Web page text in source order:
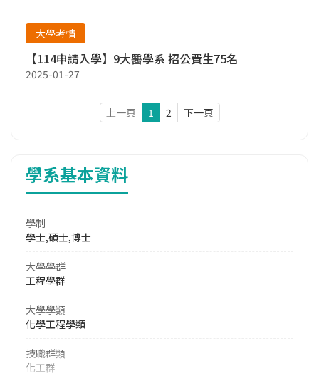
大學考情
【114申請入學】9大醫學系 招公費生75名
2025-01-27
上一頁 1 2 下一頁
學系基本資料
學制
學士,碩士,博士
大學學群
工程學群
大學學類
化學工程學類
技職群類
化工群